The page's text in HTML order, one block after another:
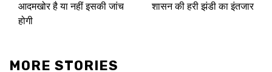
आदमखोर है या नहीं इसकी जांच
होगी
शासन की हरी झंडी का इंतजार
MORE STORIES